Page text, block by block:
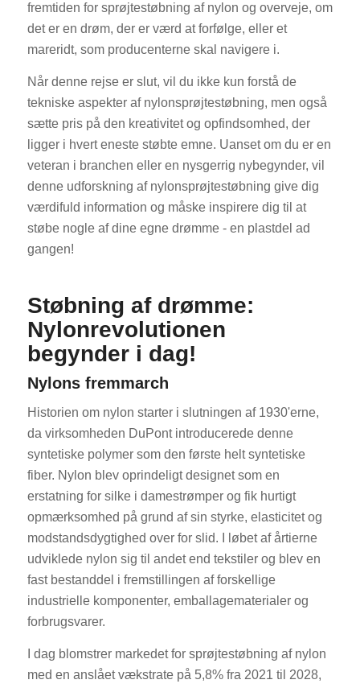
fremtiden for sprøjtestøbning af nylon og overveje, om
det er en drøm, der er værd at forfølge, eller et
mareridt, som producenterne skal navigere i.
Når denne rejse er slut, vil du ikke kun forstå de
tekniske aspekter af nylonsprøjtestøbning, men også
sætte pris på den kreativitet og opfindsomhed, der
ligger i hvert eneste støbte emne. Uanset om du er en
veteran i branchen eller en nysgerrig nybegynder, vil
denne udforskning af nylonsprøjtestøbning give dig
værdifuld information og måske inspirere dig til at
støbe nogle af dine egne drømme - en plastdel ad
gangen!
Støbning af drømme:
Nylonrevolutionen
begynder i dag!
Nylons fremmarch
Historien om nylon starter i slutningen af 1930'erne,
da virksomheden DuPont introducerede denne
syntetiske polymer som den første helt syntetiske
fiber. Nylon blev oprindeligt designet som en
erstatning for silke i damestrømper og fik hurtigt
opmærksomhed på grund af sin styrke, elasticitet og
modstandsdygtighed over for slid. I løbet af årtierne
udviklede nylon sig til andet end tekstiler og blev en
fast bestanddel i fremstillingen af forskellige
industrielle komponenter, emballagematerialer og
forbrugsvarer.
I dag blomstrer markedet for sprøjtestøbning af nylon
med en anslået vækstrate på 5,8% fra 2021 til 2028,